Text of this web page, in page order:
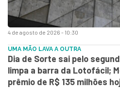
4 de agosto de 2026 - 10:30
UMA MÃO LAVA A OUTRA
Dia de Sorte sai pelo
limpa a barra da Lotofácil;
prêmio de R$ 135 milhões